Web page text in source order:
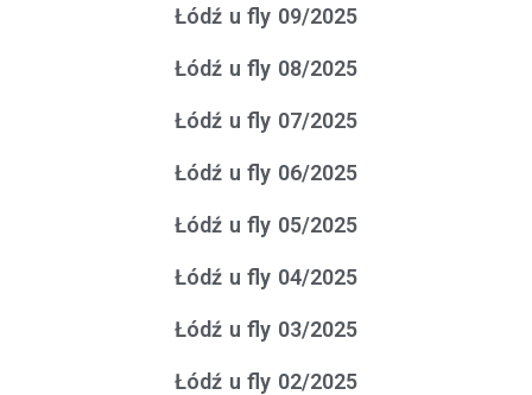
Łódź u fly 09/2025
Łódź u fly 08/2025
Łódź u fly 07/2025
Łódź u fly 06/2025
Łódź u fly 05/2025
Łódź u fly 04/2025
Łódź u fly 03/2025
Łódź u fly 02/2025